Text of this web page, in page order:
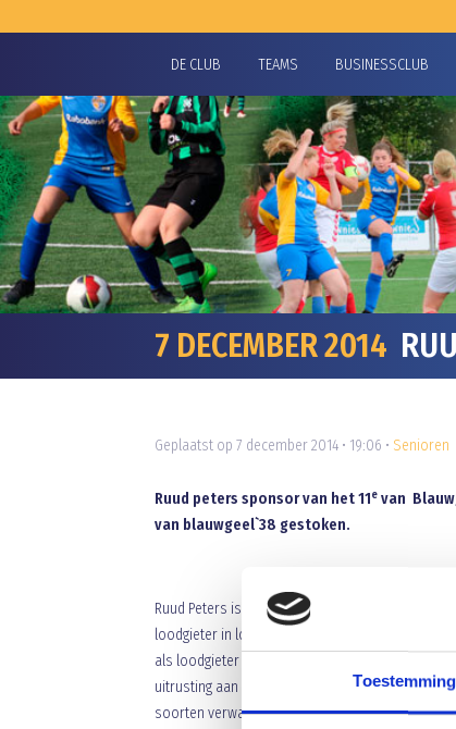
Toestemming
DE CLUB TEAMS BUSINESSCLUB
7 DECEMBER 2014
Geplaatst op 7 december 2014 • 19:06 • Senioren
Ruud peters sponsor van het 11e van
van blauwgeel`38 gestoken.
Ruud Peters is al bijna 20 jaar loodgieter. Hij
loodgieter in loondienst. In die tijd had hij bij drie
als loodgieter voor zichzelf te starten. In oktober
uitrusting aan materialen, een bedrijfsbus en
soorten verwarming aan, hangt hij CV-ketels en